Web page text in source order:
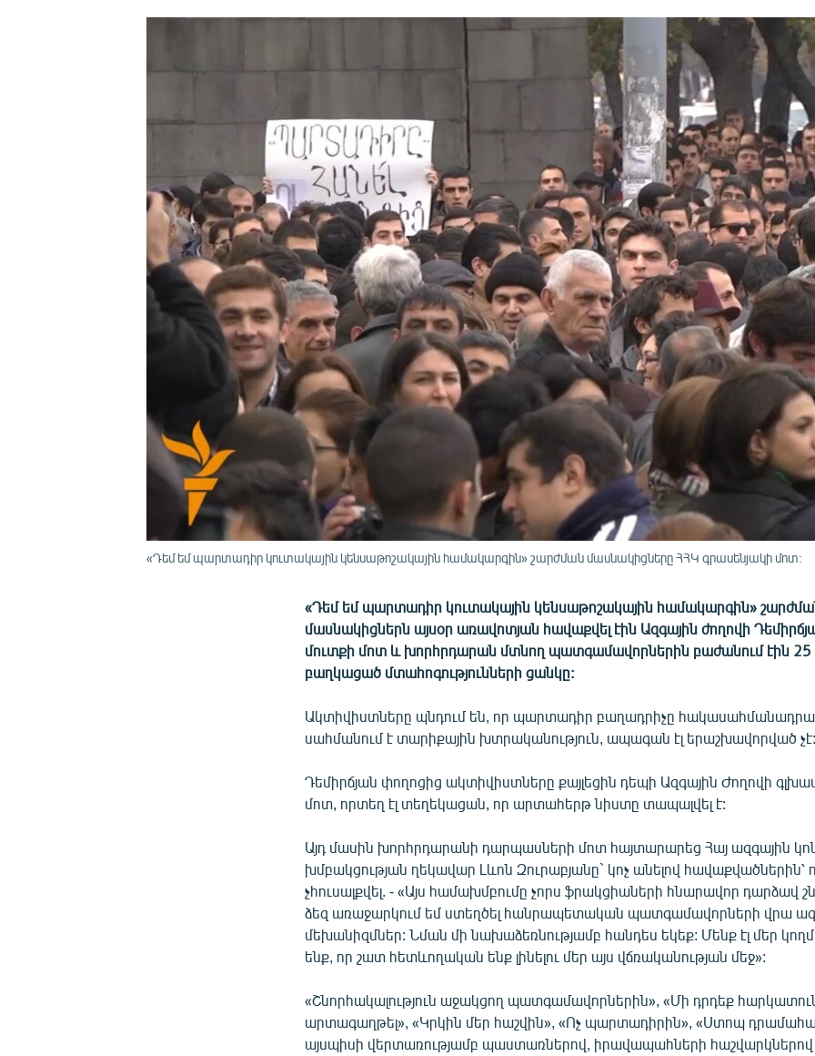
ՁԳՏԵԼՈՎ ԼԱՎԱԳՈՒՅՆԻՆ
«Դեմ եմ պարտադիր կուտակային կենսաթոշակային համակարգին» շարժման մասնակիցները ՀՀԿ գրասենյակի մոտ:
«Դեմ եմ պարտադիր կուտակային կենսաթոշակային համակարգին»
մասնակիցներն այսօր առավոտյան հավաքվել էին Ազգային ժողովի
մուտքի մոտ և խորհրդարան մտնող պատգամավորներին բաժանում էին 25
բաղկացած մտահոգությունների ցանկը:
Ակտիվիստները պնդում են, որ պարտադիր բաղադրիչը
սահմանում է տարիքային խտրականություն, ապագան էլ երաշխավորված
Դեմիրճյան փողոցից ակտիվիստները քայլեցին դեպի Ազգային Ժողովի
մոտ, որտեղ էլ տեղեկացան, որ արտահերթ նիստը տապալվել է:
Այդ մասին խորհրդարանի դարպասների մոտ հայտարարեց Հայ ազգային
խմբակցության ղեկավար Լևոն Զուրաբյանը` կոչ անելով հավաքվածներին՝
չհուսալքվել. - «Այս համախմբումը չորս ֆրակցիաների հնարավոր դարձավ
ձեզ առաջարկում եմ ստեղծել հանրապետական պատգամավորների վրա
մեխանիզմներ: Նման մի նախաձեռնությամբ հանդես եկեք: Մենք էլ մեր
ենք, որ շատ հետևողական ենք լինելու մեր այս վճռականության մեջ»:
«Շնորհակալություն աջակցող պատգամավորներին», «Մի դրդեք
արտագաղթել», «Կրկին մեր հաշվին», «Ոչ պարտադիրին», «Ստոպ
այսպիսի վերտառությամբ պաստառներով, իրավապահների հաշվարկներով